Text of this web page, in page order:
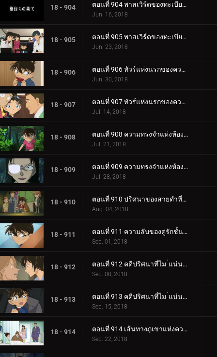
18 - 904 ตอนที่ 904 พาสเวิร์ดของทะเบียนสมรส (ตอนแรก)
Jun. 16, 2018
18 - 905 ตอนที่ 905 พาสเวิร์ดของทะเบียนสมรส (ตอนจบ)
Jun. 23, 2018
18 - 906 ตอนที่ 906 ทัวร์แห่งนรกของความรัก (ภาคเบ็บปุ)
Jun. 30, 2018
18 - 907 ตอนที่ 907 ทัวร์แห่งนรกของความรัก (ภาคโออิตะ)
Jul. 14, 2018
18 - 908 ตอนที่ 908 ความทรงจำแห่งห้องเรียนซากุระ รันเกิร์ล
Jul. 21, 2018
18 - 909 ตอนที่ 909 ความทรงจำแห่งห้องเรียนซากุระ ชินอิจิบอย
Jul. 28, 2018
18 - 910 ตอนที่ 910 ปริศนาของสายดำที่หายไป
Aug. 04, 2018
18 - 911 ตอนที่ 911 ความลับของคู่รักชั้นสูง
Sep. 01, 2018
18 - 912 ตอนที่ 912 คดีปริศนาที่ไม ่แน่นอนของเมืองเบกะ (ตอนแรก)
Sep. 08, 2018
18 - 913 ตอนที่ 913 คดีปริศนาที่ไม ่แน่นอนของเมืองเบกะ (ตอนจบ)
Sep. 15, 2018
18 - 914 ตอนที่ 914 เส้นทางภูเขาแห่งความมืด
Sep. 22, 2018